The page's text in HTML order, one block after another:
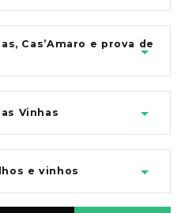
Cas’Amaro e prova de
Vinhas
e vinhos